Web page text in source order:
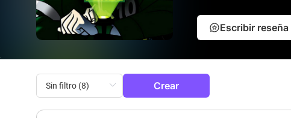
Escribir reseña
Crear